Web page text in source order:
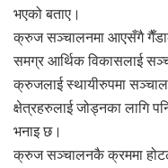
भएको बताए।
क्रुज सञ्चालनमा आएसँगै
समग्र आर्थिक विकासलाई
क्रुजलाई स्थायीरुपमा
क्षेत्रहरुलाई जोड्नका लागि
भनाइ छ।
क्रुज सञ्चालनकै क्रममा